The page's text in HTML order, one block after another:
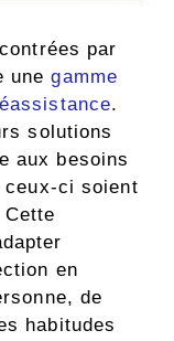
par
unegamme
.
solutions
aux besoins
ci soient
en
de
habitudes